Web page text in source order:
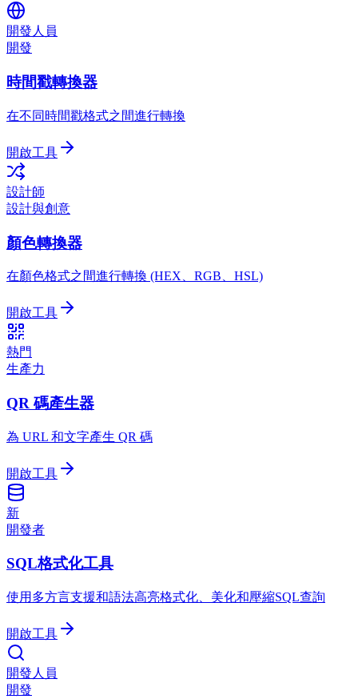
開發人員
開發
時間戳轉換器
在不同時間戳格式之間進行轉換
開啟工具
設計師
設計與創意
顏色轉換器
在顏色格式之間進行轉換 (HEX、RGB、HSL)
開啟工具
熱門
生產力
QR 碼產生器
為 URL 和文字產生 QR 碼
開啟工具
新
開發者
SQL格式化工具
使用多方言支援和語法高亮格式化、美化和壓縮SQL查詢
開啟工具
開發人員
開發